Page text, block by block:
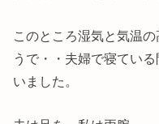
このところ湿気と気温
うで・・夫婦で寝てい
いました。